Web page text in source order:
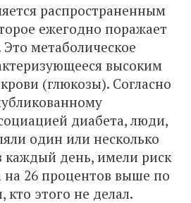
распространенным
ежегодно поражает
метаболическое
высоким
(глюкозы). Согласно
диабета, люди,
один или несколько
каждый день, имели риск
на 26 процентов выше по
этого не делал.